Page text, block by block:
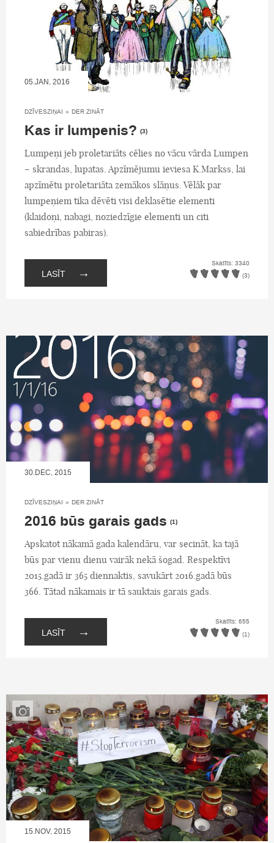
05.JAN, 2016
DZĪVESZIŅAI » DER ZINĀT
Kas ir lumpenis? (3)
Lumpeņi jeb proletariāts cēlies no vācu vārda Lumpen
– skrandas, lupatas. Apzīmējumu ieviesa K.Markss, lai
apzīmētu proletariāta zemākos slāņus. Vēlāk par
lumpeņiem tika dēvēti visi deklasētie elementi
(klaidoņi, nabagi, noziedzīgie elementi un citi
sabiedrības pabiras).
LASĪT →
Skatīts: 3340
(3)
30.DEC, 2015
DZĪVESZIŅAI » DER ZINĀT
2016 būs garais gads (1)
Apskatot nākamā gada kalendāru, var secināt, ka tajā
būs par vienu dienu vairāk nekā šogad. Respektīvi
2015.gadā ir 365 diennaktis, savukārt 2016.gadā būs
366. Tātad nākamais ir tā sauktais garais gads.
LASĪT →
Skatīts: 655
(1)
15.NOV, 2015